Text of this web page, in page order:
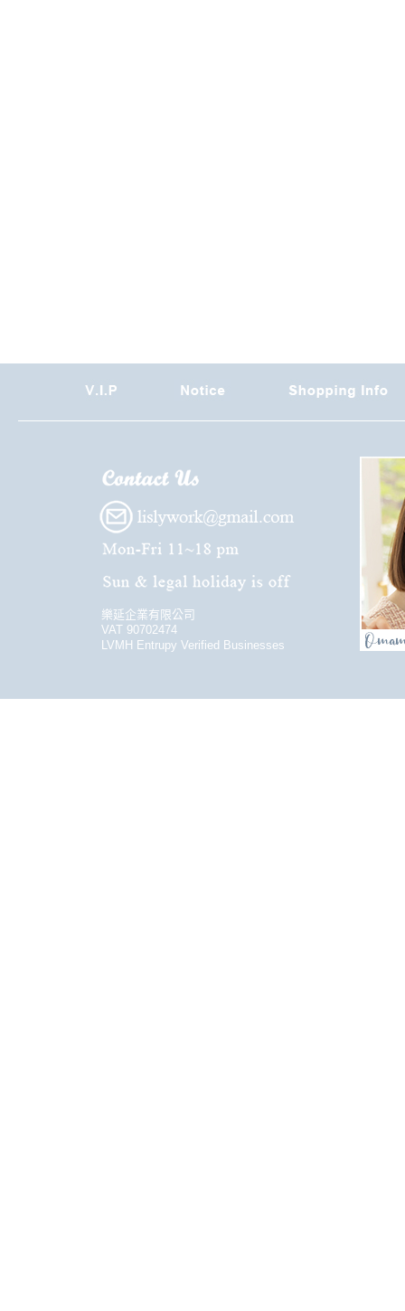
樂延企業有限公司
VAT 90702474
LVMH Entrupy Verified Businesses